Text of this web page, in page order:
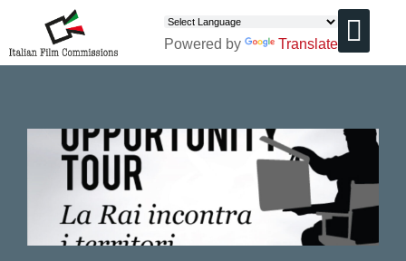
Powered by Translate